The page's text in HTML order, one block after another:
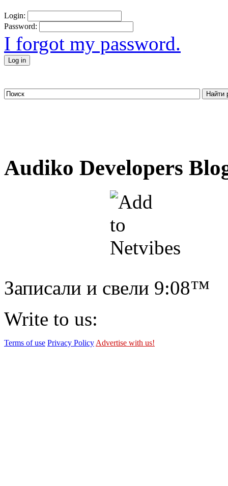
Login:
Password:
I forgot my password.
Audiko Developers
Записали и свели 9:08™
Write to us:
Terms of use Privacy Policy Advertise with us!